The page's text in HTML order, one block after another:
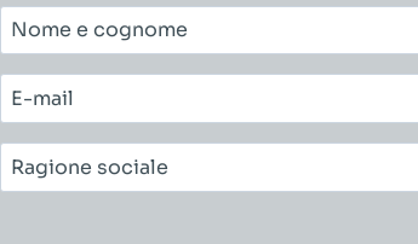
Nome
e
cognome*
E-
mail*
Ragione
sociale*